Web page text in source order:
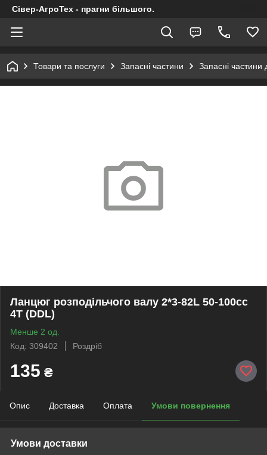
Сівер-АгроТех - прагни більшого.
Товари та послуги Запасні частини Запасні частини
Ланцюг розподiльчого валу 2*3-82L 50-100cc
4T (DDL)
Менше 2 од.
Код: 309402
Роздріб
135 ₴
Опис Доставка Оплата Умови повернення
Умови доставки